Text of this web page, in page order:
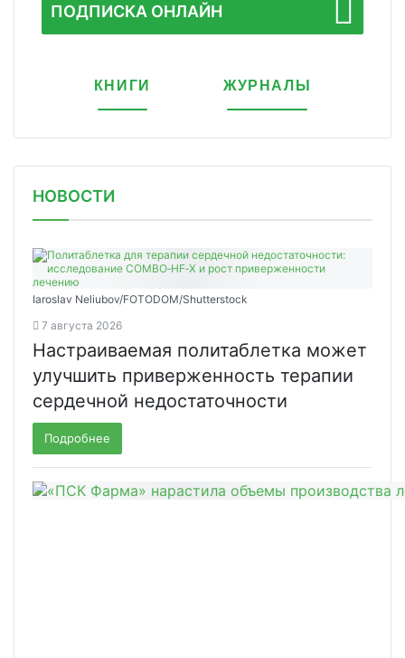
ПОДПИСКА ОНЛАЙН
КНИГИ ЖУРНАЛЫ
НОВОСТИ
Iaroslav Neliubov/FOTODOM/Shutterstoсk
7 августа 2026
Настраиваемая политаблетка может
улучшить приверженность терапии
сердечной недостаточности
Подробнее